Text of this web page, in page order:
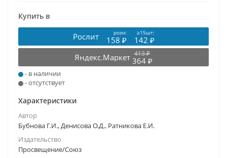
Купить в
Рослит розн: ≥15шт:
158 ₽
142 ₽
Яндекс.Маркет 413 ₽
364 ₽
- в наличии
- отсутствует
Характеристики
Автор
Бубнова Г.И., Денисова О.Д., Ратникова Е.И.
Издательство
Просвещение/Союз